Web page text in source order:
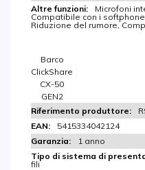
Microfoni
Compatibile con i
Riduzione del rumore,
Barco
ClickShare
CX-50
GEN2
5415334042124
1 anno
fili